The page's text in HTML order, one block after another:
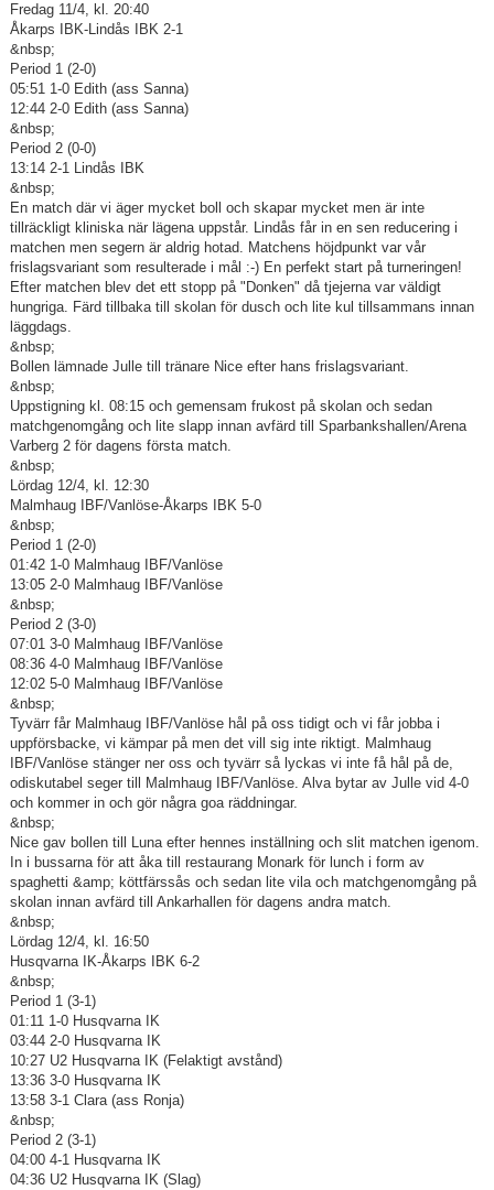
Fredag 11/4, kl. 20:40
Åkarps IBK-Lindås IBK 2-1
&nbsp;
Period 1 (2-0)
05:51 1-0 Edith (ass Sanna)
12:44 2-0 Edith (ass Sanna)
&nbsp;
Period 2 (0-0)
13:14 2-1 Lindås IBK
&nbsp;
En match där vi äger mycket boll och skapar mycket men är inte
tillräckligt kliniska när lägena uppstår. Lindås får in en sen reducering i
matchen men segern är aldrig hotad. Matchens höjdpunkt var vår
frislagsvariant som resulterade i mål :-) En perfekt start på turneringen!
Efter matchen blev det ett stopp på "Donken" då tjejerna var väldigt
hungriga. Färd tillbaka till skolan för dusch och lite kul tillsammans innan
läggdags.
&nbsp;
Bollen lämnade Julle till tränare Nice efter hans frislagsvariant.
&nbsp;
Uppstigning kl. 08:15 och gemensam frukost på skolan och sedan
matchgenomgång och lite slapp innan avfärd till Sparbankshallen/Arena
Varberg 2 för dagens första match.
&nbsp;
Lördag 12/4, kl. 12:30
Malmhaug IBF/Vanlöse-Åkarps IBK 5-0
&nbsp;
Period 1 (2-0)
01:42 1-0 Malmhaug IBF/Vanlöse
13:05 2-0 Malmhaug IBF/Vanlöse
&nbsp;
Period 2 (3-0)
07:01 3-0 Malmhaug IBF/Vanlöse
08:36 4-0 Malmhaug IBF/Vanlöse
12:02 5-0 Malmhaug IBF/Vanlöse
&nbsp;
Tyvärr får Malmhaug IBF/Vanlöse hål på oss tidigt och vi får jobba i
uppförsbacke, vi kämpar på men det vill sig inte riktigt. Malmhaug
IBF/Vanlöse stänger ner oss och tyvärr så lyckas vi inte få hål på de,
odiskutabel seger till Malmhaug IBF/Vanlöse. Alva bytar av Julle vid 4-0
och kommer in och gör några goa räddningar.
&nbsp;
Nice gav bollen till Luna efter hennes inställning och slit matchen igenom.
In i bussarna för att åka till restaurang Monark för lunch i form av
spaghetti &amp; köttfärssås och sedan lite vila och matchgenomgång på
skolan innan avfärd till Ankarhallen för dagens andra match.
&nbsp;
Lördag 12/4, kl. 16:50
Husqvarna IK-Åkarps IBK 6-2
&nbsp;
Period 1 (3-1)
01:11 1-0 Husqvarna IK
03:44 2-0 Husqvarna IK
10:27 U2 Husqvarna IK (Felaktigt avstånd)
13:36 3-0 Husqvarna IK
13:58 3-1 Clara (ass Ronja)
&nbsp;
Period 2 (3-1)
04:00 4-1 Husqvarna IK
04:36 U2 Husqvarna IK (Slag)